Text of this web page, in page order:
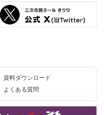
資料ダウンロード
よくある質問